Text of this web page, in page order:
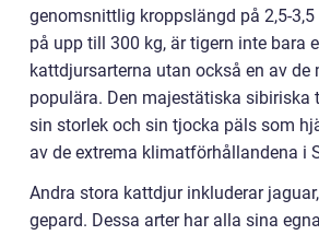
genomsnittlig kroppslängd på 2,5-
på upp till 300 kg, är tigern inte bara
kattdjursarterna utan också en av de
populära. Den majestätiska sibiriska
sin storlek och sin tjocka päls som
av de extrema klimatförhållandena i
Andra stora kattdjur inkluderar
gepard. Dessa arter har alla sina